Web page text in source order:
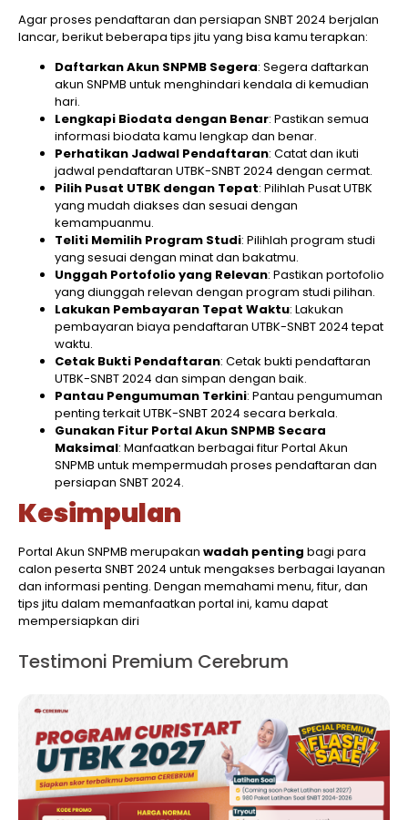
Agar proses pendaftaran dan persiapan SNBT 2024 berjalan
lancar, berikut beberapa tips jitu yang bisa kamu terapkan:
Daftarkan Akun SNPMB Segera: Segera daftarkan
akun SNPMB untuk menghindari kendala di kemudian
hari.
Lengkapi Biodata dengan Benar: Pastikan semua
informasi biodata kamu lengkap dan benar.
Perhatikan Jadwal Pendaftaran: Catat dan ikuti
jadwal pendaftaran UTBK-SNBT 2024 dengan cermat.
Pilih Pusat UTBK dengan Tepat: Pilihlah Pusat UTBK
yang mudah diakses dan sesuai dengan
kemampuanmu.
Teliti Memilih Program Studi: Pilihlah program studi
yang sesuai dengan minat dan bakatmu.
Unggah Portofolio yang Relevan: Pastikan portofolio
yang diunggah relevan dengan program studi pilihan.
Lakukan Pembayaran Tepat Waktu: Lakukan
pembayaran biaya pendaftaran UTBK-SNBT 2024 tepat
waktu.
Cetak Bukti Pendaftaran: Cetak bukti pendaftaran
UTBK-SNBT 2024 dan simpan dengan baik.
Pantau Pengumuman Terkini: Pantau pengumuman
penting terkait UTBK-SNBT 2024 secara berkala.
Gunakan Fitur Portal Akun SNPMB Secara
Maksimal: Manfaatkan berbagai fitur Portal Akun
SNPMB untuk mempermudah proses pendaftaran dan
persiapan SNBT 2024.
Kesimpulan
Portal Akun SNPMB merupakan wadah penting bagi para
calon peserta SNBT 2024 untuk mengakses berbagai layanan
dan informasi penting. Dengan memahami menu, fitur, dan
tips jitu dalam memanfaatkan portal ini, kamu dapat
mempersiapkan diri
Testimoni Premium Cerebrum